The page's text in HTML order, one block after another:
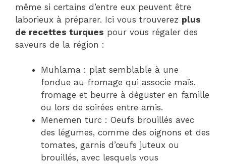
même si certains d’entre eux peuvent être
laborieux à préparer. Ici vous trouverez plus
de recettes turques pour vous régaler des
saveurs de la région :
Muhlama : plat semblable à une
fondue au fromage qui associe maïs,
fromage et beurre à déguster en famille
ou lors de soirées entre amis.
Menemen turc : Oeufs brouillés avec
des légumes, comme des oignons et des
tomates, garnis d’œufs juteux ou
brouillés, avec lesquels vous